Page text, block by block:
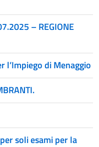
– REGIONE
di Menaggio
soli esami per la